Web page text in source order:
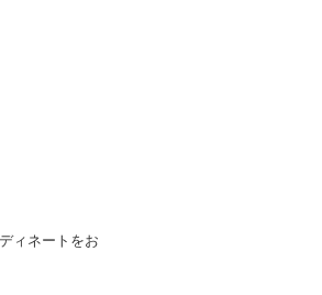
ィネートをお